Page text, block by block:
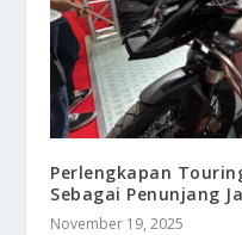
Perlengkapan
Sebagai Penunjang
November 19, 2025